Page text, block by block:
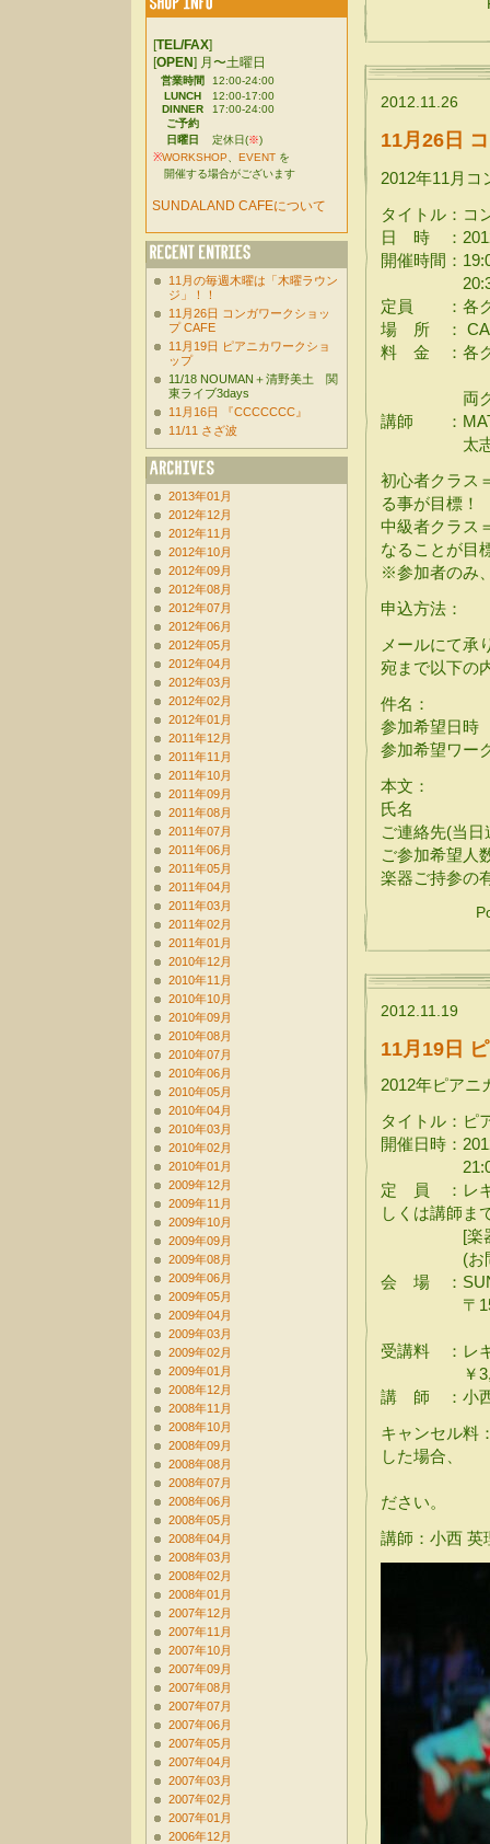
2012.11.26
11月26日
2012年11月コ
タイトル：コ
日 時 ：
開催時間：
20:30 -
定員 ：各ク
場 所 ：
料 金 ：各ク
両クラス
講師 ：
太志
初心者クラス
る事が目標！
中級者クラス
なることが目
※参加者のみ
申込方法：
メールにて承
宛まで以下の
件名：
参加希望日時
参加希望ワー
本文：
氏名
ご連絡先(当
ご参加希望人
楽器ご持参の
2012.11.19
11月19日
2012年ピアニ
タイトル：ピ
開催日時：
定 員 ：レギ
しくは講師ま
[楽器レン
(お問い
会 場 ：
〒150-
受講料 ：レ
￥3,000[w/
講 師 ：小西
キャンセル料
した場合、
ださい。
講師：小西 英
[TEL/FAX]
[OPEN] 月〜土曜日
営業時間
12:00-24:00
LUNCH
12:00-17:00
DINNER
17:00-24:00
ご予約
日曜日
定休日(※)
※WORKSHOP EVENT を
開催する場合がございます
SUNDALAND CAFEについて
11月の毎週木曜は「木曜ラウン
ジ」！！
11月26日 コンガワークショッ
プ CAFE
11月19日 ピアニカワークショ
ップ
11/18 NOUMAN＋清野美土 関
東ライブ3days
11月16日 『CCCCCCC』
11/11 さざ波
2013年01月
2012年12月
2012年11月
2012年10月
2012年09月
2012年08月
2012年07月
2012年06月
2012年05月
2012年04月
2012年03月
2012年02月
2012年01月
2011年12月
2011年11月
2011年10月
2011年09月
2011年08月
2011年07月
2011年06月
2011年05月
2011年04月
2011年03月
2011年02月
2011年01月
2010年12月
2010年11月
2010年10月
2010年09月
2010年08月
2010年07月
2010年06月
2010年05月
2010年04月
2010年03月
2010年02月
2010年01月
2009年12月
2009年11月
2009年10月
2009年09月
2009年08月
2009年06月
2009年05月
2009年04月
2009年03月
2009年02月
2009年01月
2008年12月
2008年11月
2008年10月
2008年09月
2008年08月
2008年07月
2008年06月
2008年05月
2008年04月
2008年03月
2008年02月
2008年01月
2007年12月
2007年11月
2007年10月
2007年09月
2007年08月
2007年07月
2007年06月
2007年05月
2007年04月
2007年03月
2007年02月
2007年01月
2006年12月